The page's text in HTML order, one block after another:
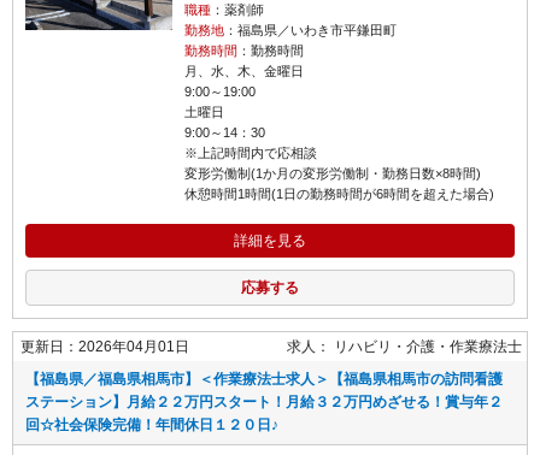
職種：薬剤師
勤務地：福島県／いわき市平鎌田町
勤務時間 ：勤務時間
月、水、木、金曜日
9:00～19:00
土曜日
9:00～14：30
※上記時間内で応相談
変形労働制(1か月の変形労働制・勤務日数×8時間)
休憩時間1時間(1日の勤務時間が6時間を超えた場合)
詳細を見る
応募する
更新日：2026年04月01日 求人： リハビリ・介護
作業療法士
【福島県／福島県相馬市】＜作業療法士求人＞【福島県相馬市の訪問看護
ステーション】月給２２万円スタート！月給３２万円めざせる！賞与年２
回☆社会保険完備！年間休日１２０日♪